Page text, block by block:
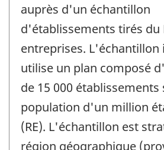
auprès d'un échantillon
d'établissements tirés du
entreprises. L'échantillon
utilise un plan composé
de 15 000 établissements
population d'un million
(RE). L'échantillon est
région géographique